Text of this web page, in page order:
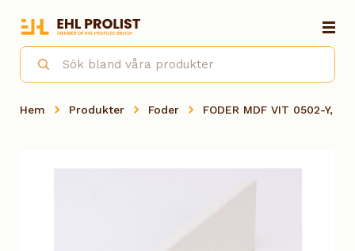
Hem Produkter Foder FODER MDF VIT 0502-Y,